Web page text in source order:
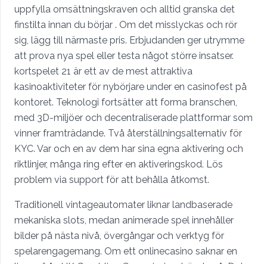
uppfylla omsättningskraven och alltid granska det
finstilta innan du börjar . Om det misslyckas och rör
sig, lägg till närmaste pris. Erbjudanden ger utrymme
att prova nya spel eller testa något större insatser.
kortspelet 21 är ett av de mest attraktiva
kasinoaktiviteter för nybörjare under en casinofest på
kontoret. Teknologi fortsätter att forma branschen,
med 3D-miljöer och decentraliserade plattformar som
vinner framträdande. Två återställningsalternativ för
KYC. Var och en av dem har sina egna aktivering och
riktlinjer, många ring efter en aktiveringskod. Lös
problem via support för att behålla åtkomst.
Traditionell vintageautomater liknar landbaserade
mekaniska slots, medan animerade spel innehåller
bilder på nästa nivå, övergångar och verktyg för
spelarengagemang. Om ett onlinecasino saknar en